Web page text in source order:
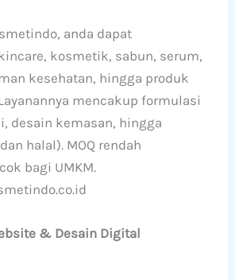
anda dapat
kosmetik, sabun, serum,
kesehatan, hingga produk
mencakup formulasi
desain kemasan, hingga
halal). MOQ rendah
bagi UMKM.
& Desain Digital